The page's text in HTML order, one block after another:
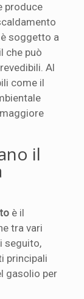
produce
soggetto a
che può
Al
come il
il
è il
tra vari
seguito,
principali
gasolio per